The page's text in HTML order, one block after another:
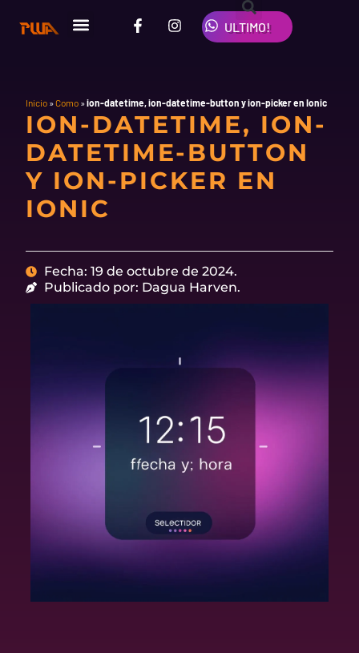
contenido
ULTIMO!
F
a
o
k
-
f
I
n
r
a
m
W
h
a
p
p
Inicio »Como »ion-datetime, ion-datetime-button y ion-picker en Ionic
ION-DATETIME, ION-
DATETIME-BUTTON
Y ION-PICKER EN
IONIC
Fecha: 19 de octubre de 2024.
Publicado por: Dagua Harven.